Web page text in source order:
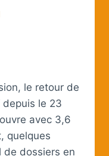
le retour de
depuis le 23
avec 3,6
quelques
de dossiers en